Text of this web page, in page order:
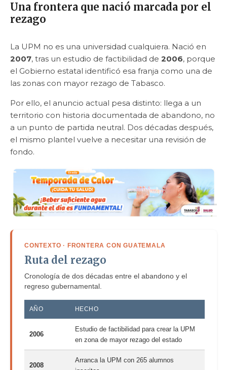
Una frontera que nació marcada por el
rezago
La UPM no es una universidad cualquiera. Nació en
2007, tras un estudio de factibilidad de 2006, porque
el Gobierno estatal identificó esa franja como una de
las zonas con mayor rezago de Tabasco.
Por ello, el anuncio actual pesa distinto: llega a un
territorio con historia documentada de abandono, no
a un punto de partida neutral. Dos décadas después,
el mismo plantel vuelve a necesitar una revisión de
fondo.
CONTEXTO · FRONTERA CON GUATEMALA
Ruta del rezago
Cronología de dos décadas entre el abandono y el
regreso gubernamental.
AÑO HECHO
2006
Estudio de factibilidad para crear la UPM
en zona de mayor rezago del estado
2008
Arranca la UPM con 265 alumnos